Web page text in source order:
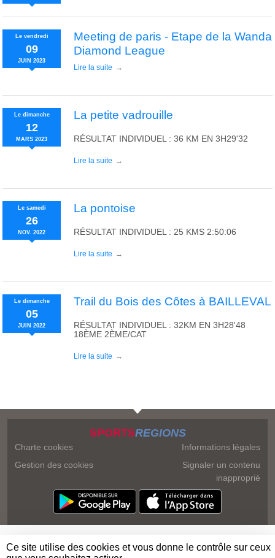
Le vendredi
09
JUIN 2023
Meeting de paris - Etape de la Wanda
Diamond League
Lire la suite
Le dimanche
12
MARS 2023
La petite vadrouille
RÉSULTAT INDIVIDUEL : 36 KM EN 3H29'32
Lire la suite
Le samedi
26
NOV. 2022
La pontoise
RÉSULTAT INDIVIDUEL : 25 KMS 2:50:06
Lire la suite
Le dimanche
05
JUIN 2022
Trail du Bois des Côtes à BAILLEVAL
RÉSULTAT INDIVIDUEL : 32KM EN 3H28'48
18ÈME 2ÈME/CAT
Lire la suite
SPORTSREGIONS
Charte cookies
Gestion des cookies
Informations légales
Signaler un contenu
inapproprié
Ce site utilise des cookies et vous donne le contrôle sur ceux